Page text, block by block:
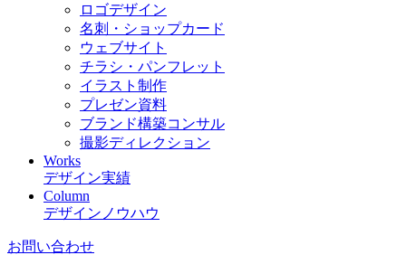
ロゴデザイン
名刺・ショップカード
ウェブサイト
チラシ・パンフレット
イラスト制作
プレゼン資料
ブランド構築コンサル
撮影ディレクション
Works
デザイン実績
Column
デザインノウハウ
お問い合わせ